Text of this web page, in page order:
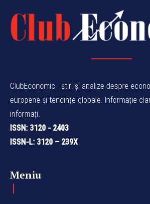
ClubEconomic - știri și analize despre
europene și tendințe globale. Informație
informați.
ISSN: 3120 - 2403
ISSN-L: 3120 – 239X
Meniu